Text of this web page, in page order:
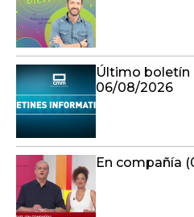
En compañía
El incendio de